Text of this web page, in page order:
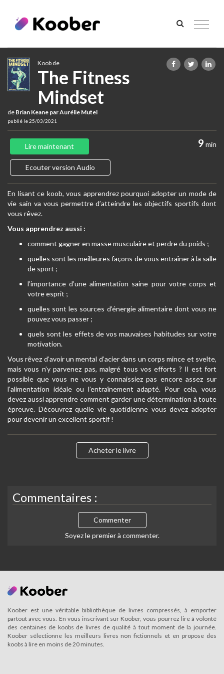
Toggle
Koob de
The Fitness
Mindset
de Brian Keane par Aurélie Mutel
publié le 25/03/2021
9 min
Lire maintenant
Ecouter version Audio
En lisant ce koob, vous apprendrez pourquoi adopter un mode de
vie sain va vous permettre d’atteindre les objectifs sportifs dont
vous rêvez.
Vous apprendrez aussi :
comment gagner en masse musculaire et perdre du poids ;
quelles sont les meilleures façons de vous entraîner à la salle
de sport ;
l’importance d’une alimentation saine pour votre corps et
votre esprit ;
quelles sont les sources d’énergie alimentaire dont vous ne
pouvez vous passer ;
quels sont les effets de vos mauvaises habitudes sur votre
motivation.
Vous rêvez d’avoir un mental d’acier dans un corps mince et svelte,
mais vous n’y parvenez pas, malgré tous vos efforts ? Il est fort
possible que vous ne vous y connaissiez pas encore assez sur
l’alimentation idéale ou l’entraînement adapté. Pour cela, vous
devez aussi apprendre comment garder une détermination à toute
épreuve. Découvrez quelle vie quotidienne vous devez adopter
pour devenir un excellent sportif !
Acheter le livre
Commentaires :
Commenter
Soyez le premier à commenter.
Koober est une véritable bibliothèque de livres compressés, à emporter
partout avec vous. En vous inscrivant sur Koober, vous pourrez lire à volonté
des centaines de koobs de livres de qualité à tout moment de la journée.
Koober sélectionne les meilleurs livres non fictionnels et en propose des
koobs à lire en moins de 20 minutes.